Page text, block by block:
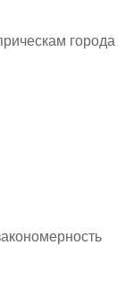
города